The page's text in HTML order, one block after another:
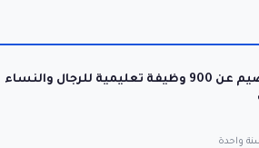
تعلن جامعة القصيم عن 900 وظيفة تعليمية للرجال والنساء
واحدة